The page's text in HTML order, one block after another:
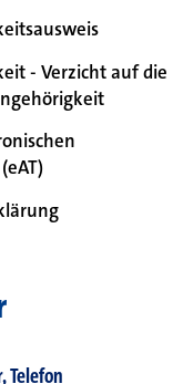
- Verzicht auf die
Telefon